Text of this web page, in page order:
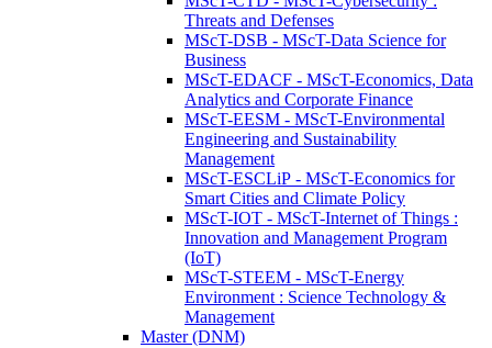
Threats and Defenses
MScT-DSB - MScT-Data Science for
Business
MScT-EDACF - MScT-Economics, Data
Analytics and Corporate Finance
MScT-EESM - MScT-Environmental
Engineering and Sustainability
Management
MScT-ESCLiP - MScT-Economics for
Smart Cities and Climate Policy
MScT-IOT - MScT-Internet of Things :
Innovation and Management Program
(IoT)
MScT-STEEM - MScT-Energy
Environment : Science Technology &
Management
Master (DNM)